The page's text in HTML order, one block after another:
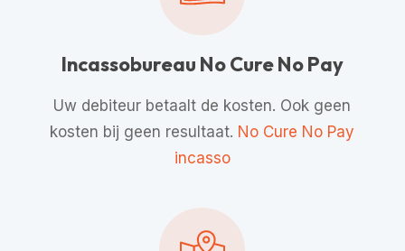
Incassobureau No Cure No Pay
Uw debiteur betaalt de kosten. Ook geen
kosten bij geen resultaat. No Cure No Pay
incasso